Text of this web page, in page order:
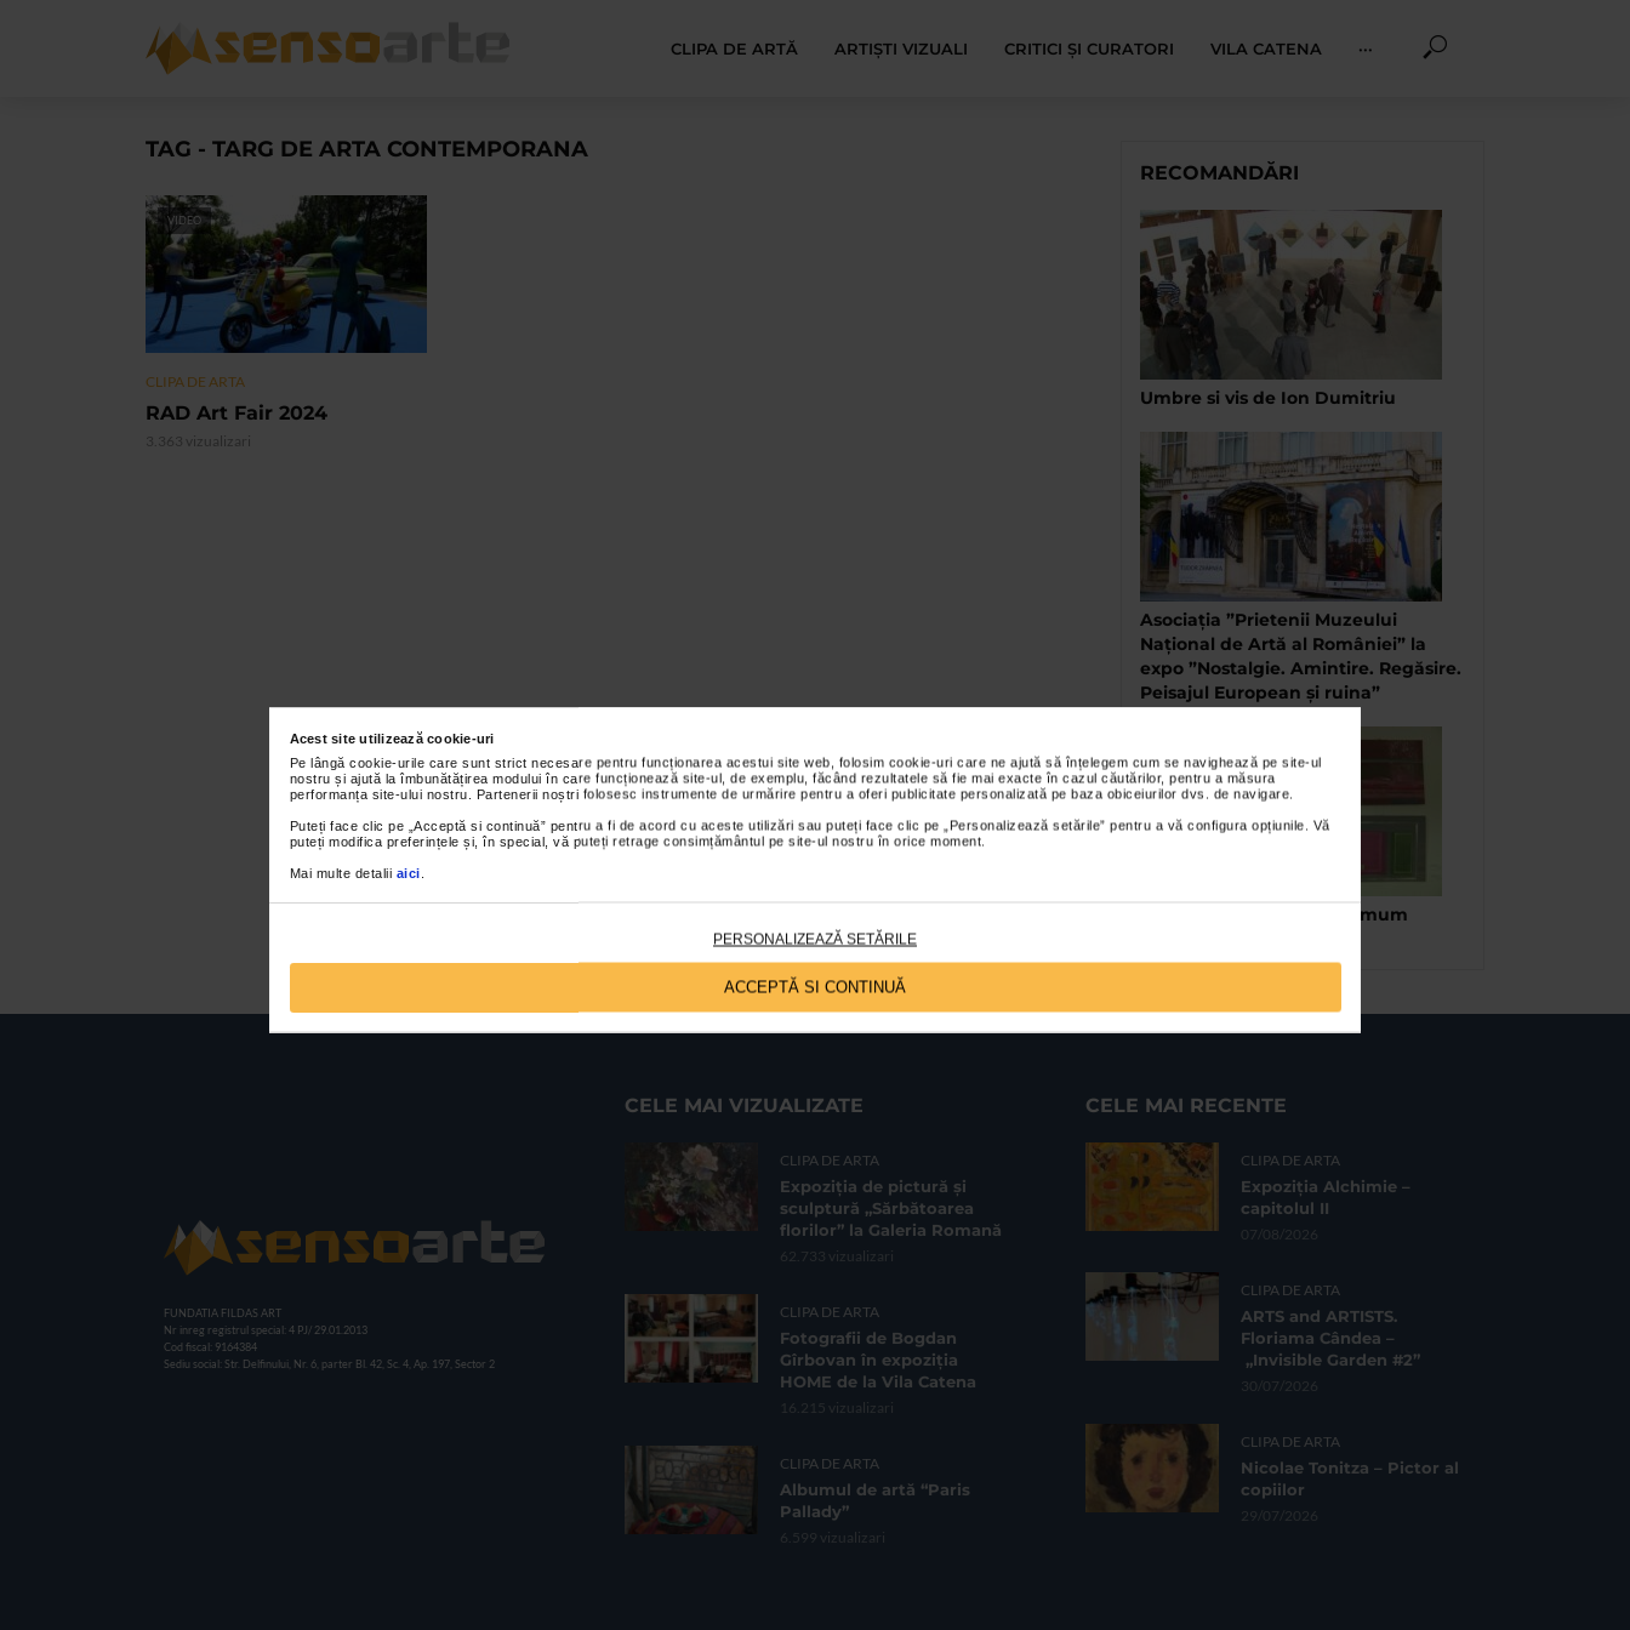
Acest site utilizează cookie-uri
Pe lângă cookie-urile care sunt strict necesare pentru funcționarea acestui site web, folosim cookie-uri care ne ajută să înțelegem cum se navighează pe site-ul
nostru și ajută la îmbunătățirea modului în care funcționează site-ul, de exemplu, făcând rezultatele să fie mai exacte în cazul căutărilor, pentru a măsura
performanța site-ului nostru. Partenerii noștri folosesc instrumente de urmărire pentru a oferi publicitate personalizată pe baza obiceiurilor dvs. de navigare.
Puteți face clic pe „Acceptă si continuă” pentru a fi de acord cu aceste utilizări sau puteți face clic pe „Personalizează setările” pentru a vă configura opțiunile. Vă
puteți modifica preferințele și, în special, vă puteți retrage consimțământul pe site-ul nostru în orice moment.
Mai multe detalii aici
PERSONALIZEAZĂ SETĂRILE
ACCEPTĂ SI CONTINUĂ
CLIPA DE ARTĂ ARTIȘTI VIZUALI CRITICI ȘI CURATORI VILA CATENA ···
TAG - TARG DE ARTA CONTEMPORANA
VIDEO
CLIPA DE ARTA
RAD Art Fair 2024
3.363 vizualizari
RECOMANDĂRI
Umbre si vis de Ion Dumitriu
Asociația ”Prietenii Muzeului
Național de Artă al României” la
expo ”Nostalgie. Amintire. Regăsire.
Peisajul European și ruina”
Samir-Mihail Vancica, Primum
FUNDATIA FILDAS ART
Nr inreg registrul special: 4 PJ/ 29.01.2013
Cod fiscal: 9164384
Sediu social: Str. Delfinului, Nr. 6, parter Bl. 42, Sc. 4, Ap. 197, Sector 2
CELE MAI VIZUALIZATE
CLIPA DE ARTA
Expoziția de pictură și
sculptură „Sărbătoarea
florilor” la Galeria Romană
62.733 vizualizari
CLIPA DE ARTA
Fotografii de Bogdan
Gîrbovan în expoziția
HOME de la Vila Catena
16.215 vizualizari
CLIPA DE ARTA
Albumul de artă “Paris
Pallady”
6.599 vizualizari
CELE MAI RECENTE
CLIPA DE ARTA
Expoziția Alchimie –
capitolul II
07/08/2026
CLIPA DE ARTA
ARTS and ARTISTS.
Floriama Cândea –
„Invisible Garden #2”
30/07/2026
CLIPA DE ARTA
Nicolae Tonitza – Pictor al
copiilor
29/07/2026